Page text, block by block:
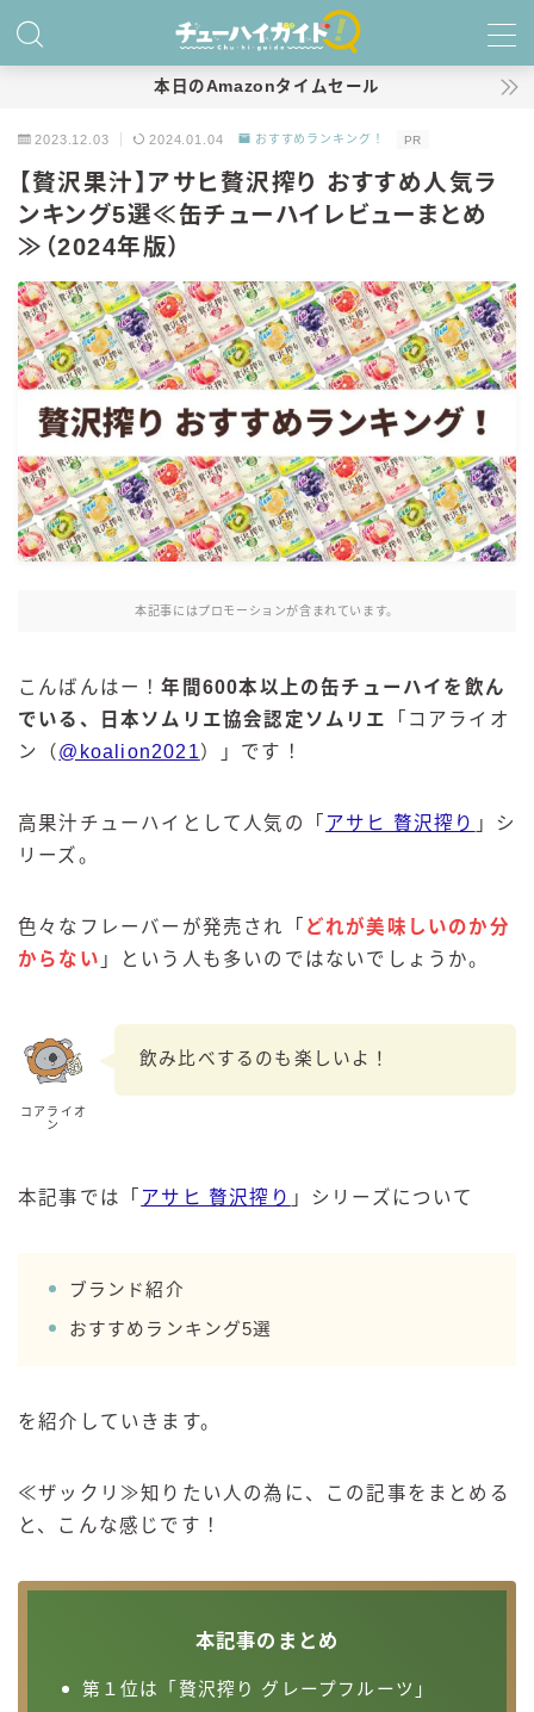
特集！
商品レビュー
キリン
氷結
氷結 無糖
氷結 ストロング
麒麟特製サワー
麒麟 発酵サワー
サントリー
ー196℃ ストロングゼロ
ー196℃ ザ・まるごと
ほろよい
BAR Pomum（バー・ポームム）
トリスハイボール
ジムビームハイボール
GREEN1/2（グリーンハーフ）
ザ・レモンクラフト
ザ・カクテルクラフト
クリアクーラー
三ツ星グレフルサワー
レモン・ザ・リッチ
男梅サワー
本日のAmazonタイムセール
2023.12.03 2024.01.04 おすすめランキング！ PR
【贅沢果汁】アサヒ贅沢搾り おすすめ人気ラ
ンキング5選≪缶チューハイレビューまとめ
≫（2024年版）
本記事にはプロモーションが含まれています。
こんばんはー！年間600本以上の缶チューハイを飲ん
でいる、日本ソムリエ協会認定ソムリエ
「コアライオ
ン（ @koalion2021）」です！
高果汁チューハイとして人気の「 アサヒ 贅沢搾り 」シ
リーズ。
色々なフレーバーが発売され「 どれが美味しいのか分
からない 」という人も多いのではないでしょうか。
コアライオ
ン
飲み比べするのも楽しいよ！
本記事では「 アサヒ 贅沢搾り 」シリーズについて
ブランド紹介
おすすめランキング5選
を紹介していきます。
≪ザックリ≫知りたい人の為に、この記事をまとめる
と、こんな感じです！
本記事のまとめ
第１位は「贅沢搾り グレープフルーツ」